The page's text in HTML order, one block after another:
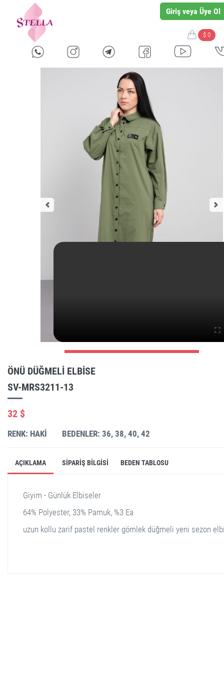
Giriş veya Üye Ol
$ 0
ÖNÜ DÜĞMELI ELBISE
SV-MRS3211-13
32 $
RENK: HAKI BEDENLER: 36, 38, 40, 42
AÇIKLAMA SIPARIŞ BILGISI BEDEN TABLOSU
Giyim - Günlük Elbiseler
64% Polyester, 33% Pamuk, %3 Ea
uzun kollu zarif pastel renkler gömlek düğmeli yeni sezon